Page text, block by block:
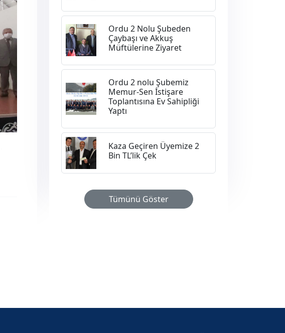
Ordu 2 Nolu Şubeden
Çaybaşı ve Akkuş
Müftülerine Ziyaret
Ordu 2 nolu Şubemiz
Memur-Sen İstişare
Toplantısına Ev Sahipliği
Yaptı
Kaza Geçiren Üyemize 2
Bin TL’lik Çek
Tümünü Göster